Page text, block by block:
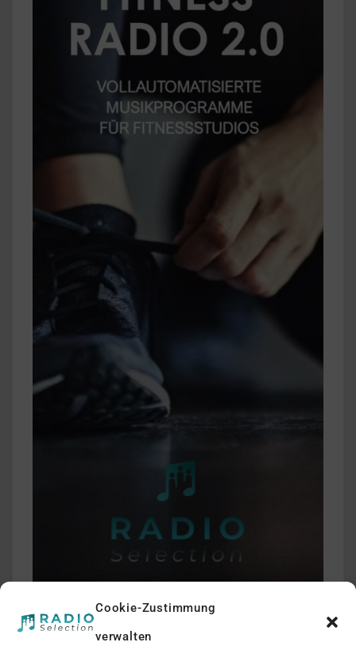
Cookie-Zustimmung
verwalten